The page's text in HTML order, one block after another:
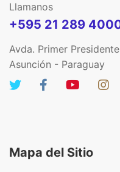
Llamanos
+595 21 289
Avda. Primer
Asunción - Paraguay
Mapa del Sitio